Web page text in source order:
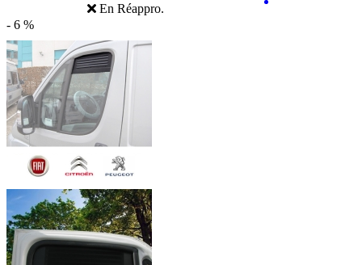
En Réappro.
- 6 %